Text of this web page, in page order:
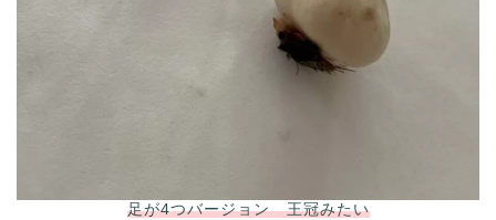
足が4つバージョン 王冠みたい